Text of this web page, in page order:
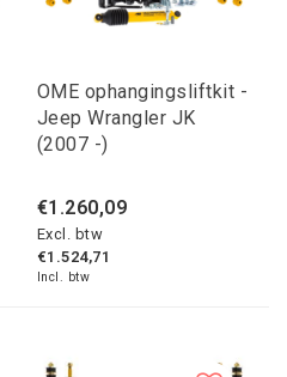
OME ophangingsliftkit -
Jeep Wrangler JK
(2007 -)
€1.260,09
Excl. btw
€1.524,71
Incl. btw